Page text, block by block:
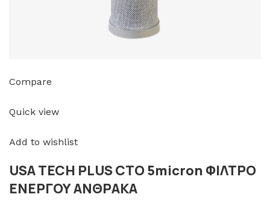
Compare
Quick view
Add to wishlist
USA TECH PLUS CTO 5micron ΦΙΛΤΡΟ
ΕΝΕΡΓΟΥ ΑΝΘΡΑΚΑ